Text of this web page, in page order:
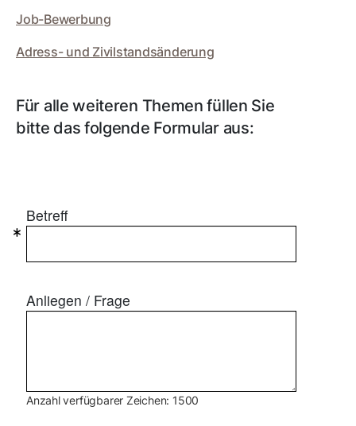
Job-Bewerbung
Adress- und Zivilstandsänderung
Für alle weiteren Themen füllen Sie
bitte das folgende Formular aus:
Betreff
Anliegen / Frage
Anzahl verfügbarer Zeichen: 1500